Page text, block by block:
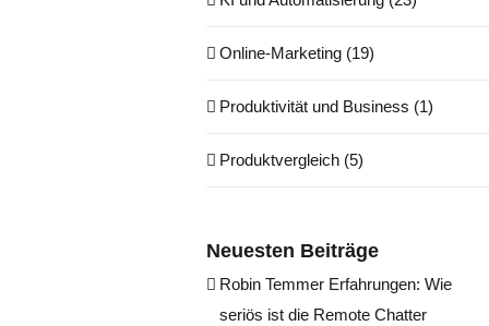
Online-Marketing (19)
Produktivität und Business (1)
Produktvergleich (5)
Neuesten Beiträge
Robin Temmer Erfahrungen: Wie
seriös ist die Remote Chatter